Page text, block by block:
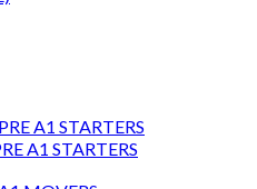
A1 STARTERS
A1 STARTERS